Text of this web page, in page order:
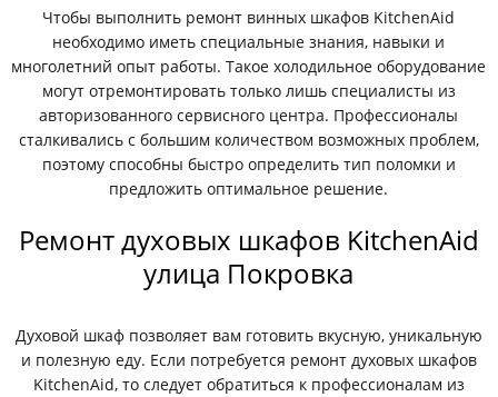
Чтобы выполнить ремонт винных шкафов KitchenAid
необходимо иметь специальные знания, навыки и
многолетний опыт работы. Такое холодильное оборудование
могут отремонтировать только лишь специалисты из
авторизованного сервисного центра. Профессионалы
сталкивались с большим количеством возможных проблем,
поэтому способны быстро определить тип поломки и
предложить оптимальное решение.
Ремонт духовых шкафов KitchenAid
улица Покровка
Духовой шкаф позволяет вам готовить вкусную, уникальную
и полезную еду. Если потребуется ремонт духовых шкафов
KitchenAid, то следует обратиться к профессионалам из